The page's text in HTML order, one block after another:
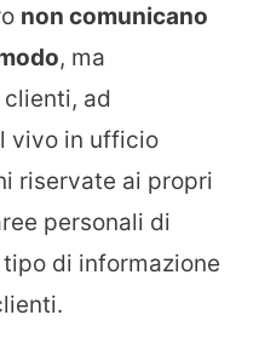
non comunicano
, ma
ad
vivo in ufficio
riservate ai propri
personali di
di informazione